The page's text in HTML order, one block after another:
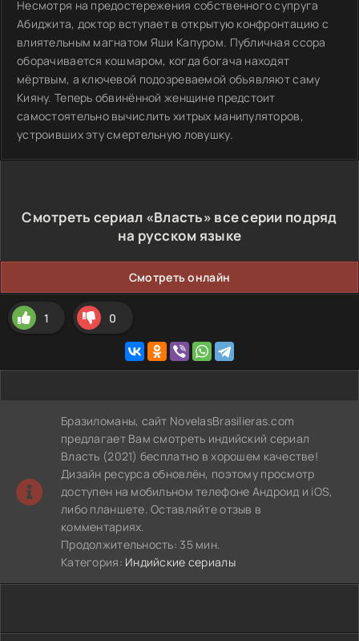
Несмотря на предостережения собственного супруга
Абиджита, доктор вступает в открытую конфронтацию с
влиятельным магнатом Яши Капуром. Публичная ссора
оборачивается кошмаром, когда богача находят
мёртвым, а ключевой подозреваемой объявляют саму
Кияну. Теперь обвинённой женщине предстоит
самостоятельно вычислить хитрых манипуляторов,
устроивших эту смертельную ловушку.
Смотреть сериал «Власть» все серии подряд
на русском языке
Смотреть онлайн
1 0
Бразиломаны, сайт NovelasBrasilieras.com
предлагает Вам смотреть индийский сериал
Власть (2021) бесплатно в хорошем качестве!
Дизайн ресурса обновлён, поэтому просмотр
доступен на мобильном телефоне Андроид и iOS,
либо планшете. Оставляйте отзыв в
комментариях.
Продолжительность: 35 мин.
Категория: Индийские сериалы